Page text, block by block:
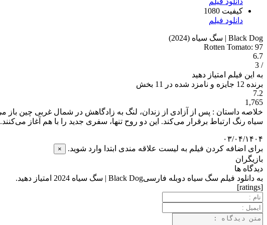
کیفیت 1080
دانلود فیلم
Black Dog | سگ سیاه (2024)
Rotten Tomato: 97
6.7
/ 3
به این فیلم امتیاز دهید
برنده 12 جایزه و نامزد شده در 11 بخش
7.2
1,765
سیاه رنگ ارتباط برقرار می‌کند. این دو روح تنها، سفری جدید را با هم آغاز می‌کنند.
۰۳/۰۴/۱۴۰۴
برای اضافه کردن فیلم به لیست علاقه مندی ابتدا وارد شوید.
×
بازیگران
دیدگاه ها
به دانلود فیلم سگ سیاه دوبله فارسیBlack Dog | سگ سیاه 2024 امتیاز دهید.
[ratings]